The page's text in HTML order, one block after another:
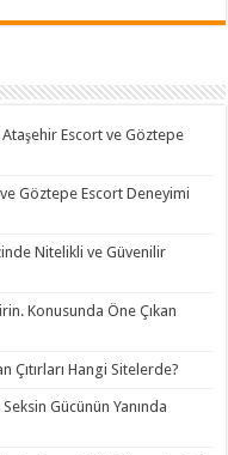
Escort ve Göztepe
Göztepe Escort Deneyimi
Nitelikli ve Güvenilir
Konusunda Öne Çıkan
Çıtırları Hangi Sitelerde?
Gücünün Yanında